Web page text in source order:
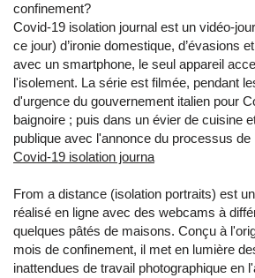
confinement?
Covid-19 isolation journal est un vidéo-
ce jour) d’ironie domestique, d’évasions
avec un smartphone, le seul appareil
l'isolement. La série est filmée, pendant
d'urgence du gouvernement italien pour
baignoire ; puis dans un évier de cuisine
publique avec l'annonce du processus de
Covid-19 isolation journa
From a distance (isolation portraits) est
réalisé en ligne avec des webcams à
quelques pâtés de maisons. Conçu à
mois de confinement, il met en lumière
inattendues de travail photographique en